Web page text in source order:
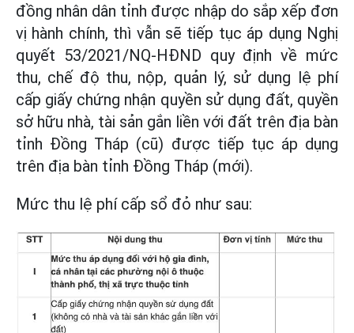
đồng nhân dân tỉnh được nhập do sắp xếp đơn
vị hành chính, thì vẫn sẽ tiếp tục áp dụng Nghị
quyết 53/2021/NQ-HĐND quy định về mức
thu, chế độ thu, nộp, quản lý, sử dụng lệ phí
cấp giấy chứng nhận quyền sử dụng đất, quyền
sở hữu nhà, tài sản gắn liền với đất trên địa bàn
tỉnh Đồng Tháp (cũ) được tiếp tục áp dụng
trên địa bàn tỉnh Đồng Tháp (mới).
Mức thu lệ phí cấp sổ đỏ như sau: